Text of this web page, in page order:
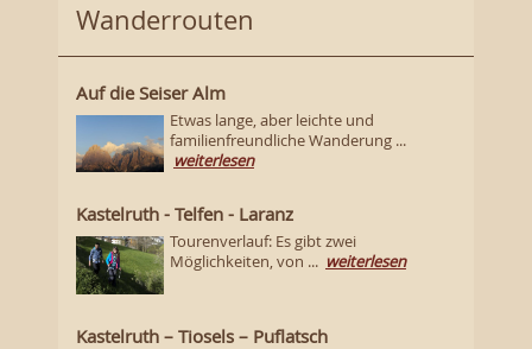
Wanderrouten
Auf die Seiser Alm
Etwas lange, aber leichte und
familienfreundliche Wanderung ...
weiterlesen
Kastelruth - Telfen - Laranz
Tourenverlauf: Es gibt zwei
Möglichkeiten, von ... weiterlesen
Kastelruth – Tiosels – Puflatsch